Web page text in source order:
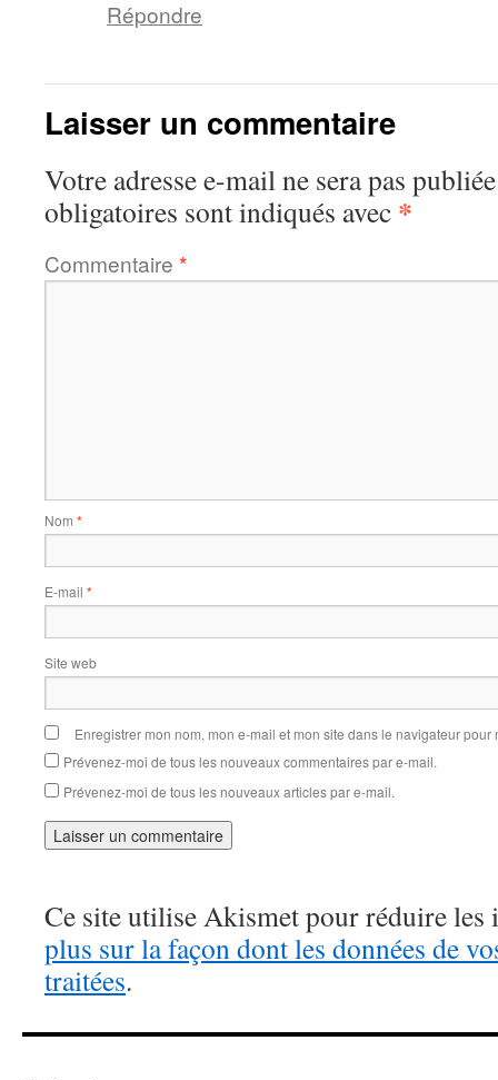
Répondre
Laisser un commentaire
Votre adresse e-mail ne sera pas
obligatoires sont indiqués avec *
Commentaire *
Nom *
E-mail *
Site web
Enregistrer mon nom, mon e-mail et mon site dans le navigateur
Prévenez-moi de tous les nouveaux commentaires par e-mail.
Prévenez-moi de tous les nouveaux articles par e-mail.
Ce site utilise Akismet pour réduire les
plus sur la façon dont les données de
traitées.